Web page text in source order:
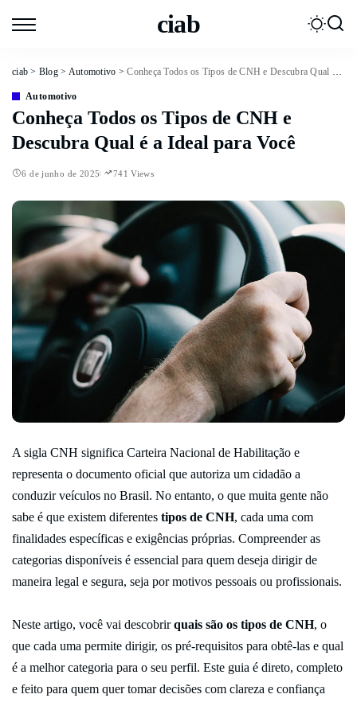
ciab
ciab > Blog > Automotivo >Conheça Todos os Tipos de CNH e Descubra Qual é a Ideal para Você
Automotivo
Conheça Todos os Tipos de CNH e
Descubra Qual é a Ideal para Você
6 de junho de 2025 741 Views
A sigla CNH significa Carteira Nacional de Habilitação e
representa o documento oficial que autoriza um cidadão a
conduzir veículos no Brasil. No entanto, o que muita gente não
sabe é que existem diferentes tipos de CNH, cada uma com
finalidades específicas e exigências próprias. Compreender as
categorias disponíveis é essencial para quem deseja dirigir de
maneira legal e segura, seja por motivos pessoais ou profissionais.
Neste artigo, você vai descobrirquais são os tipos de CNH, o
que cada uma permite dirigir, os pré-requisitos para obtê-las e qual
é a melhor categoria para o seu perfil. Este guia é direto, completo
e feito para quem quer tomar decisões com clareza e confiança